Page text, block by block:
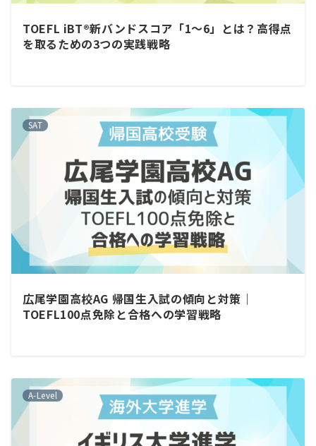
TOEFL iBT®新バンドスコア「1〜6」とは？高得点
を取るための3つの実践戦略
SAT
広尾学園高校AG 帰国生入試の傾向と対策｜
TOEFL100点免除と合格への学習戦略
A-Level